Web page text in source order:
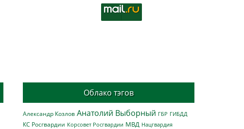
Облако тэгов
Александр Козлов Анатолий Выборный ГБР ГИБДД
КС Росгвардии Корсовет Росгвардии МВД Нацгвардия